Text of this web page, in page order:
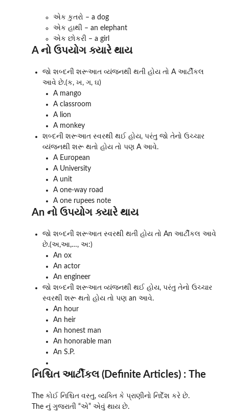
એક કુતરો – a dog
એક હાથી – an elephant
એક છોકરી – a girl
A નો ઉપયોગ ક્યારે થાય
જો શબ્દની શરૂઆત વ્યંજનથી થતી હોય તો A આર્ટીકલ
આવે છે.(ક, ખ, ગ, ઘ)
A mango
A classroom
A lion
A monkey
શબ્દની શરૂઆત સ્વરથી થઈ હોય, પરંતુ જો તેનો ઉચ્ચાર
વ્યંજનથી શરૂ થતો હોય તો પણ A આવે.
A European
A University
A unit
A one-way road
A one rupees note
An નો ઉપયોગ ક્યારે થાય
જો શબ્દની શરૂઆત સ્વરથી થતી હોય તો An આર્ટીકલ આવે
છે.(અ,આ,…, અ:)
An ox
An actor
An engineer
જો શબ્દની શરૂઆત વ્યંજનથી થઈ હોય, પરંતુ તેનો ઉચ્ચાર
સ્વરથી શરૂ થતો હોય તો પણ an આવે.
An hour
An heir
An honest man
An honorable man
An S.P.
નિશ્ચિત આર્ટીકલ (Definite Articles) : The
The કોઈ નિશ્ચિત વસ્તુ, વ્યક્તિ કે પ્રાણીનો નિર્દેશ કરે છે.
The નું ગુજરાતી “એ” એવું થાય છે.